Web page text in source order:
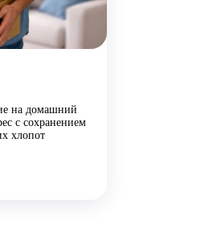
на домашний
с сохранением
хлопот